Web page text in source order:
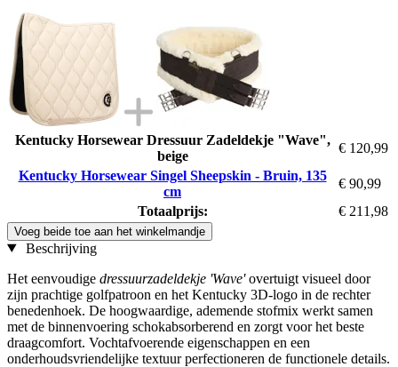
Kentucky Horsewear Dressuur Zadeldekje "Wave",
beige
€ 120,99
Kentucky Horsewear Singel Sheepskin - Bruin, 135
cm
€ 90,99
Totaalprijs:
€ 211,98
Voeg beide toe aan het winkelmandje
Beschrijving
Het eenvoudige dressuurzadeldekje 'Wave'overtuigt visueel door
zijn prachtige golfpatroon en het Kentucky 3D-logo in de rechter
benedenhoek. De hoogwaardige, ademende stofmix werkt samen
met de binnenvoering schokabsorberend en zorgt voor het beste
draagcomfort. Vochtafvoerende eigenschappen en een
onderhoudsvriendelijke textuur perfectioneren de functionele details.